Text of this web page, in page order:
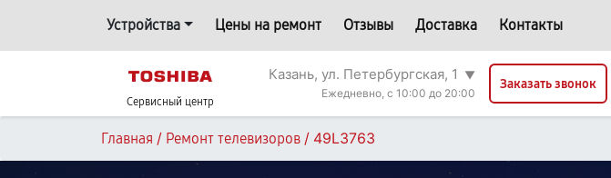
Устройства Цены на ремонт Отзывы Доставка Контакты
Сервисный центр
Казань, ул. Петербургская, 1
▼
Ежедневно, с 10:00 до 20:00
Заказать звонок
Главная / Ремонт телевизоров / 49L3763